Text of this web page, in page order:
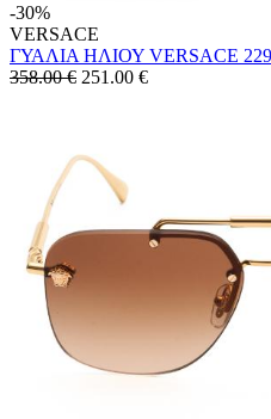
-30%
VERSACE
ΓΥΑΛΙΑ ΗΛΙΟΥ VERSACE
358.00 € 251.00 €